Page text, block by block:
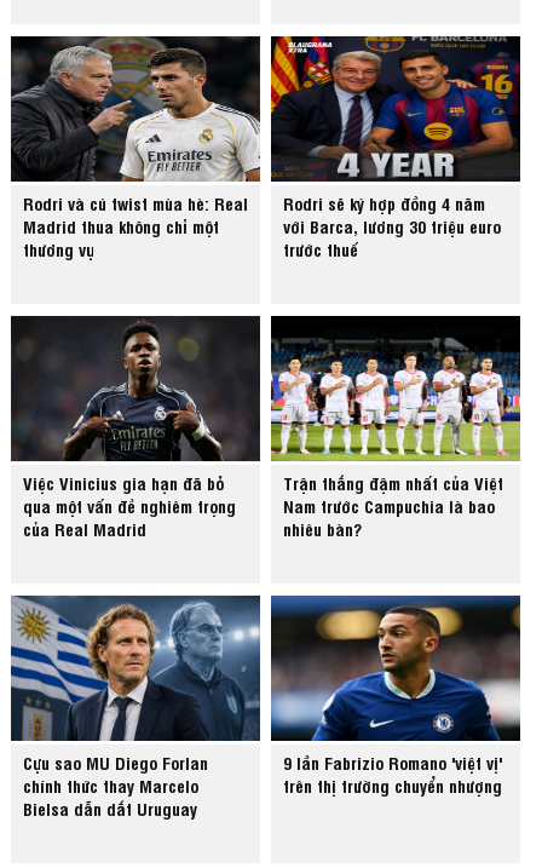
Rodri và cú twist mùa hè: Real
Madrid thua không chỉ một
thương vụ
Rodri sẽ ký hợp đồng 4 năm
với Barca, lương 30 triệu euro
trước thuế
Việc Vinicius gia hạn đã bỏ
qua một vấn đề nghiêm trọng
của Real Madrid
Trận thắng đậm nhất của Việt
Nam trước Campuchia là bao
nhiêu bàn?
Cựu sao MU Diego Forlan
chính thức thay Marcelo
Bielsa dẫn dắt Uruguay
9 lần Fabrizio Romano 'việt vị'
trên thị trường chuyển nhượng